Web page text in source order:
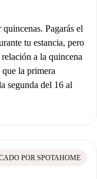
Pagarás el
tu estancia, pero
a la quincena
la primera
segunda del 16 al
POR SPOTAHOME